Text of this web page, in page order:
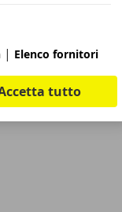
| Elenco fornitori
tutto